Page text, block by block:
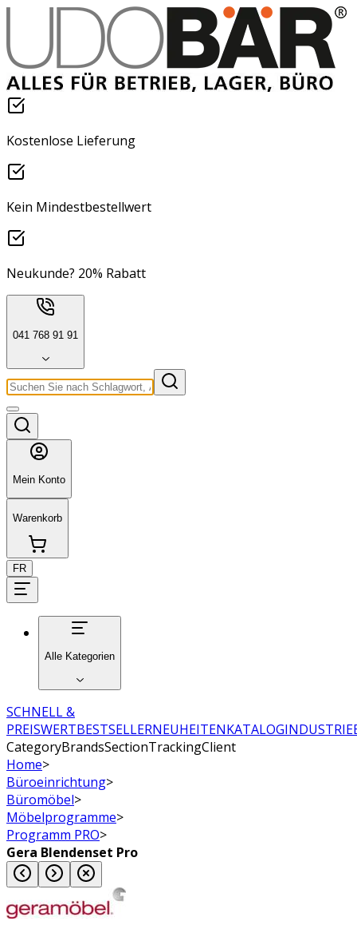
Kostenlose Lieferung
Kein Mindestbestellwert
Neukunde? 20% Rabatt
041 768 91 91
Mein Konto
Warenkorb
FR
Alle Kategorien
SCHNELL &
PREISWERTBESTSELLERNEUHEITENKATALOG
CategoryBrandsSectionTrackingClient
Home>
Büroeinrichtung>
Büromöbel>
Möbelprogramme>
Programm PRO>
Gera Blendenset Pro